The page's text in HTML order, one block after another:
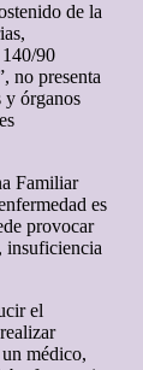
de la
140/90
no presenta
y órganos
Familiar
es
provocar
insuficiencia
el
médico,